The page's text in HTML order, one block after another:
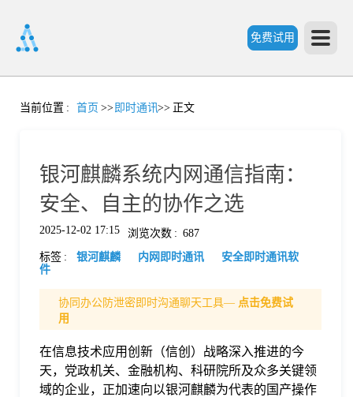
免费试用
首
格
当前位置 : 首页 >> 即时通讯>> 正文
银河麒麟系统内网通信指南：
安全、自主的协作之选
2025-12-02 17:15 浏览次数 : 687
标签 : 银河麒麟 内网即时通讯
安全即时通讯软
件
协同办公防泄密即时沟通聊天工具— 点击免费试
用
在信息技术应用创新（信创）战略深入推进的今
天，党政机关、金融机构、科研院所及众多关键领
域的企业，正加速向以银河麒麟为代表的国产操作